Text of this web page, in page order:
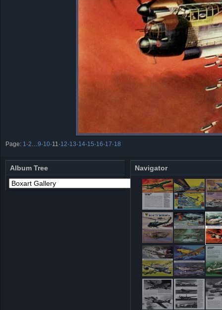
Page: 1 ·2 9·10·11 ·12·13·14·15·16·17·18
Album Tree Navigator